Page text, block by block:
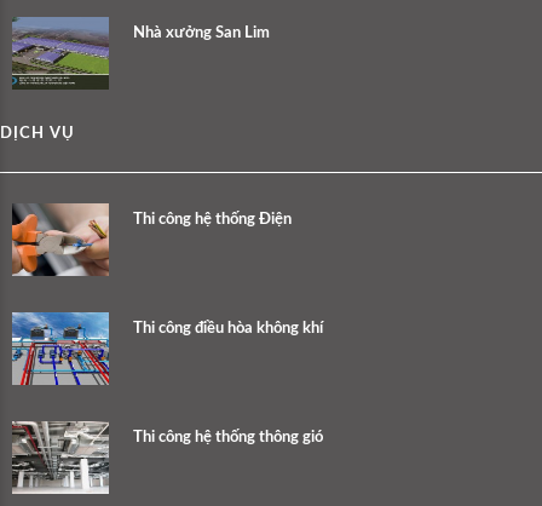
Nhà xưởng San Lim
DỊCH VỤ
Thi công hệ thống Điện
Thi công điều hòa không khí
Thi công hệ thống thông gió